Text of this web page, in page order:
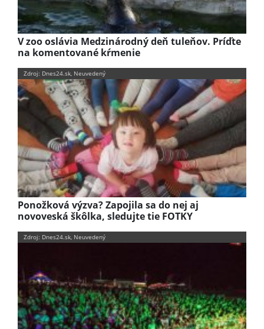
V zoo oslávia Medzinárodný deň tuleňov. Príďte
na komentované kŕmenie
Zdroj: Dnes24.sk, Neuvedený
Ponožková výzva? Zapojila sa do nej aj
novoveská škôlka, sledujte tie FOTKY
Zdroj: Dnes24.sk, Neuvedený